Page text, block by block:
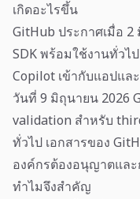
เกิดอะไรขึ้น
GitHub ประกาศเมื่อ
SDK พร้อมใช้งานทั่วไ
Copilot เข้ากับแอปแล
วันที่ 9 มิถุนายน 2026
validation สำหรับ
ทั่วไป เอกสารของ
องค์กรต้องอนุญาตและ
ทำไมจึงสำคัญ